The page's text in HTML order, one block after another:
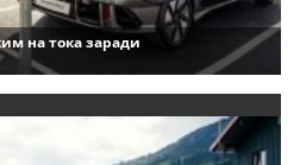
на тока заради